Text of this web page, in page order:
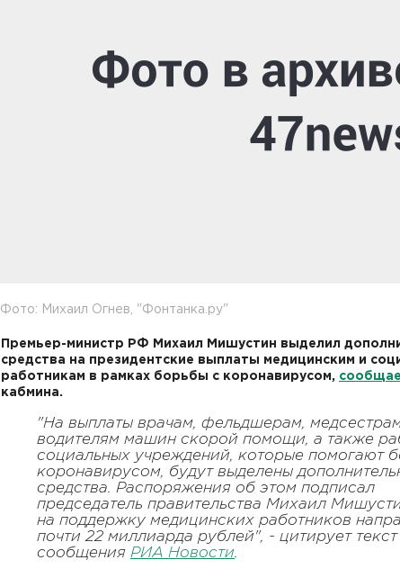
Фото: Михаил Огнев, "Фонтанка.ру"
Премьер-министр РФ Михаил Мишустин выделил
средства на президентские выплаты медицинским и
работникам в рамках борьбы с коронавирусом,
кабмина.
"На выплаты врачам, фельдшерам,
водителям машин скорой помощи, а также
социальных учреждений, которые помогают
коронавирусом, будут выделены
средства. Распоряжения об этом подписал
председатель правительства Михаил
на поддержку медицинских работников
почти 22 миллиарда рублей", - цитирует текст
сообщения РИА Новости.